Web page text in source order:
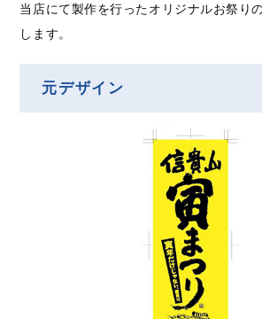
当店にて製作を行ったオリジナルお祭り
します。
元デザイン